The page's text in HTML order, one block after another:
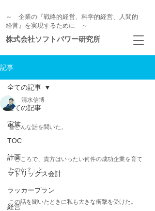
～ 企業の『戦略的経営、科学的経営、人間的
経営』を実現するために ～
株式会社ソフトパワー研究所
記事
全ての記事
家族
TOC
計画
マトリックス会計
ラッカープラン
経営
全ての記事
清水信博
昔こんな話を聞いた。
「ところで、貴方はいったい何件の成功企業を育て
たのか？」と。
この話を聞いたときに私も大きな衝撃を受けた。